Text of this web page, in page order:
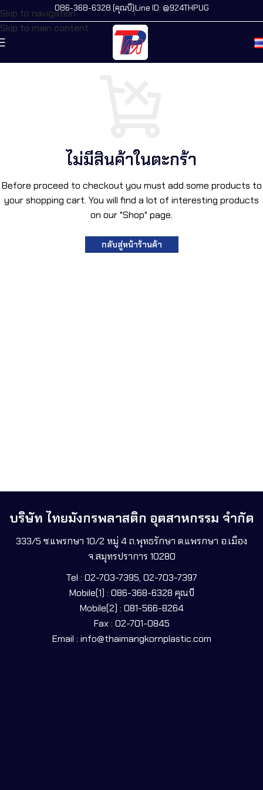
Skip to navigation
Skip to main content
086-368-6328 (คุณบี)Line ID: @924THPUG
ไม่มีสินค้าในตะกร้า
Before proceed to checkout you must add some products to
your shopping cart. You will find a lot of interesting products
on our "Shop" page.
กลับสู่หน้าร้านค้า
บริษัท ไทยมังกรพลาสติก อุตสาหกรรม จำกัด
333/5 ซ.แพรกษา 10/2 หมู่ 4 ถ.พุทธรักษา ต.แพรกษา อ.เมือง
จ.สมุทรปราการ 10280
Tel : 02-703-7395, 02-703-7397
Mobile(1) : 086-368-6328 คุณบี
Mobile(2) : 081-566-8264
Fax : 02-701-0845
Email : info@thaimangkornplastic.com